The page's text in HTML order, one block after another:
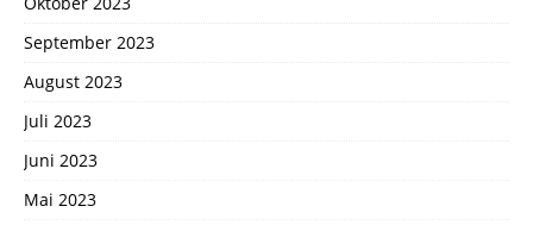
September 2023
August 2023
Juli 2023
Juni 2023
Mai 2023